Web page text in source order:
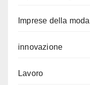
Imprese della moda
innovazione
Lavoro